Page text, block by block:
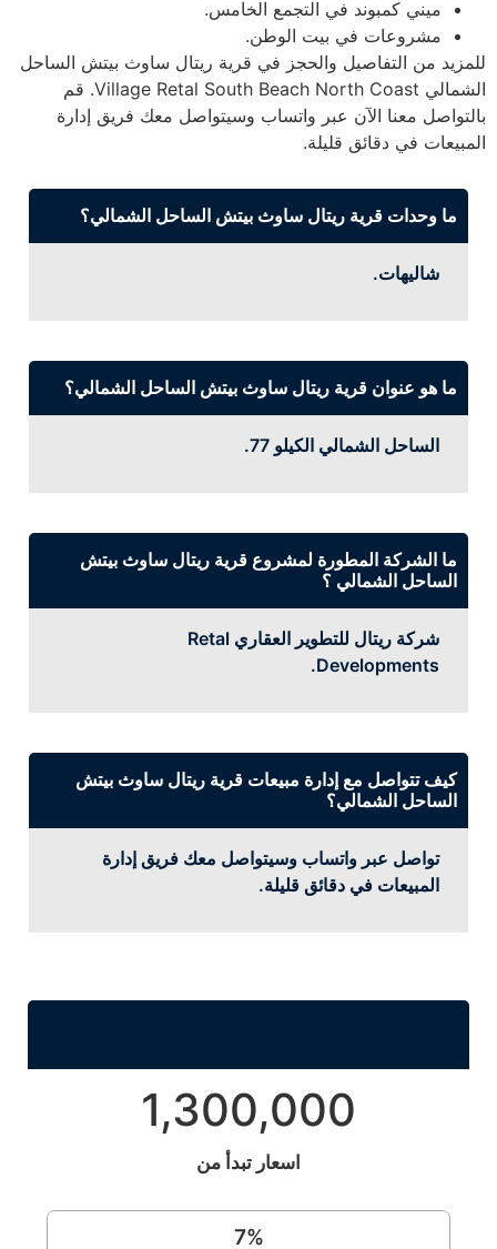
ميني كمبوند في التجمع الخامس.
مشروعات في بيت الوطن.
للمزيد من التفاصيل والحجز في قرية ريتال ساوث بيتش الساحل
الشمالي Village Retal South Beach North Coast. قم
بالتواصل معنا الآن عبر واتساب وسيتواصل معك فريق إدارة
المبيعات في دقائق قليلة.
ما وحدات قرية ريتال ساوث بيتش الساحل الشمالي؟
شاليهات.
ما هو عنوان قرية ريتال ساوث بيتش الساحل الشمالي؟
الساحل الشمالي الكيلو 77.
ما الشركة المطورة لمشروع قرية ريتال ساوث بيتش
الساحل الشمالي ؟
شركة ريتال للتطوير العقاري Retal
Developments.
كيف تتواصل مع إدارة مبيعات قرية ريتال ساوث بيتش
الساحل الشمالي؟
تواصل عبر واتساب وسيتواصل معك فريق إدارة
المبيعات في دقائق قليلة.
1,300,000
اسعار تبدأ من
7%